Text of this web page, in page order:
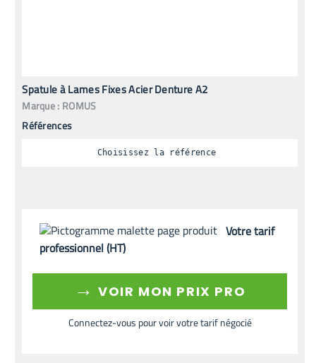
Spatule à Lames Fixes Acier Denture A2
Marque : ROMUS
Références
Choisissez la référence
Votre tarif
professionnel (HT)
→ VOIR MON PRIX PRO
Connectez-vous pour voir votre tarif négocié